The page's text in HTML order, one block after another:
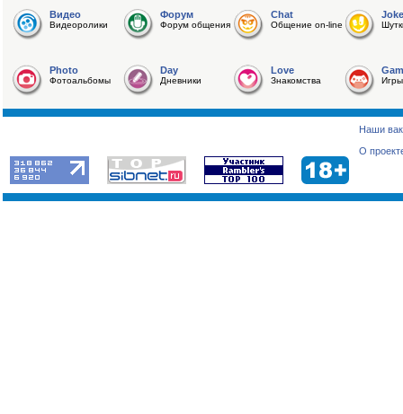
Видео
Видеоролики
Форум
Форум общения
Chat
Общение on-line
Joke
Photo
Фотоальбомы
Day
Дневники
Love
Знакомства Игры
Наши
О